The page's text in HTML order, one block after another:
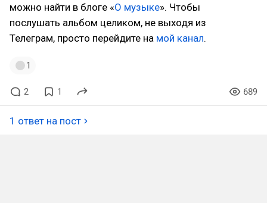
можно найти в блоге «О музыке». Чтобы
послушать альбом целиком, не выходя из
Телеграм, просто перейдите на мой канал.
1
2 1 689
1 ответ на пост